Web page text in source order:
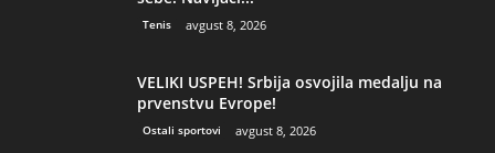
Tenis avgust 8, 2026
VELIKI USPEH! Srbija osvojila medalju na
prvenstvu Evrope!
Ostali sportovi avgust 8, 2026